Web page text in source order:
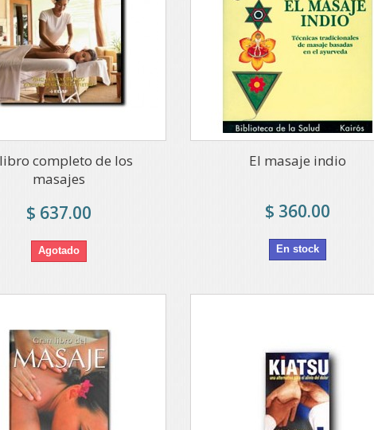
completo de los
masajes
$ 637.00
Agotado
El masaje indio
$ 360.00
En stock